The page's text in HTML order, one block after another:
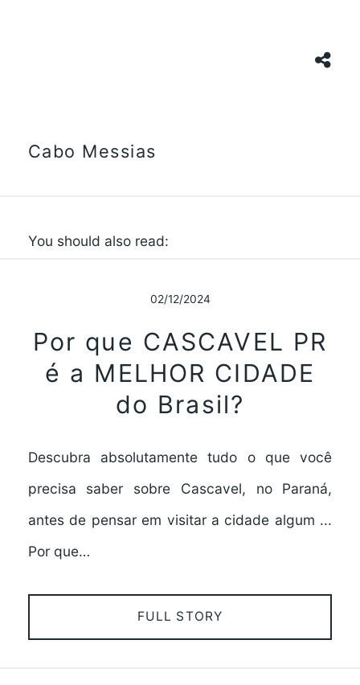
Cabo Messias
You should also read:
02/12/2024
Por que CASCAVEL PR
é a MELHOR CIDADE
do Brasil?
Descubra absolutamente tudo o que você
precisa saber sobre Cascavel, no Paraná,
antes de pensar em visitar a cidade algum ...
Por que…
FULL STORY